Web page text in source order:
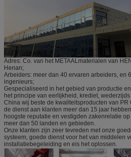
Adres: Co. van het METAALmaterialen van
Henan;
Arbeiders: meer dan 40 ervaren arbeiders, en
ingenieurs;
Gespecialiseerd in het gebied van productie
het principe van eerlijkheid, krediet,
China wij beste de kwaliteitsproducten van
de dienst aan klanten meer dan 15 jaar
hoogste reputatie en vestigden zakenrelatie
meer dan 50 landen en gebieden.
Onze klanten zijn zeer tevreden met onze
systeem, goede dienst voor het van middelen
installatiebegeleiding en eis het oplossen.